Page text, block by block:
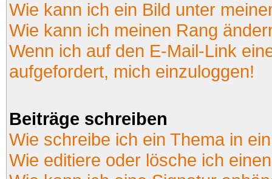
Wie kann ich ein Bild unter
Wie kann ich meinen Rang
Wenn ich auf den E-Mail-Link
aufgefordert, mich einzuloggen!
Beiträge schreiben
Wie schreibe ich ein Thema in
Wie editiere oder lösche ich